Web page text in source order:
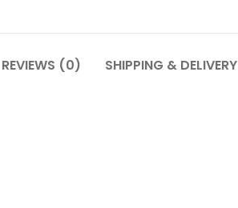
REVIEWS (0) SHIPPING & DELIVERY